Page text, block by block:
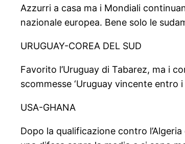
Azzurri a casa ma i Mondiali
nazionale europea. Bene solo le
URUGUAY-COREA DEL SUD
Favorito l’Uruguay di Tabarez, ma i
scommesse ‘Uruguay vincente entro
USA-GHANA
Dopo la qualificazione contro